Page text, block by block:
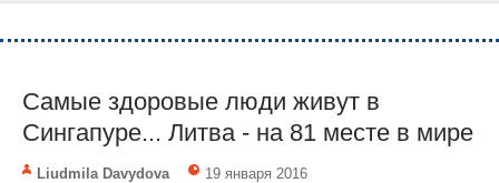
Самые здоровые люди живут в
Сингапуре... Литва - на 81 месте в мире
Liudmila Davydova 19 января 2016